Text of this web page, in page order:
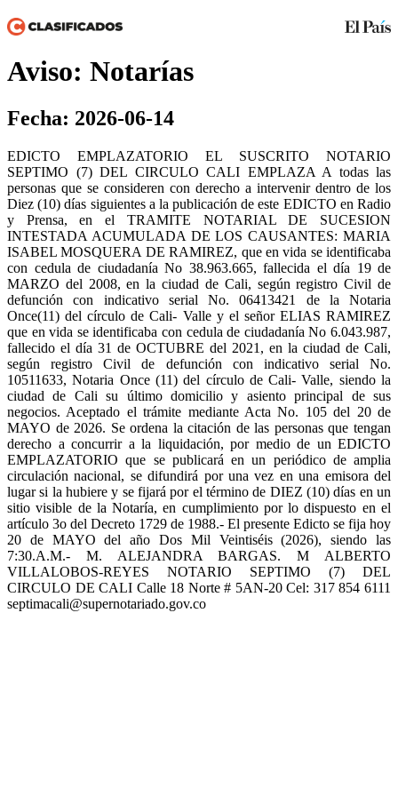
Aviso: Notarías
Fecha: 2026-06-14
EDICTO EMPLAZATORIO EL SUSCRITO NOTARIO
SEPTIMO (7) DEL CIRCULO CALI EMPLAZA A todas las
personas que se consideren con derecho a intervenir dentro de los
Diez (10) días siguientes a la publicación de este EDICTO en Radio
y Prensa, en el TRAMITE NOTARIAL DE SUCESION
INTESTADA ACUMULADA DE LOS CAUSANTES: MARIA
ISABEL MOSQUERA DE RAMIREZ, que en vida se identificaba
con cedula de ciudadanía No 38.963.665, fallecida el día 19 de
MARZO del 2008, en la ciudad de Cali, según registro Civil de
defunción con indicativo serial No. 06413421 de la Notaria
Once(11) del círculo de Cali- Valle y el señor ELIAS RAMIREZ
que en vida se identificaba con cedula de ciudadanía No 6.043.987,
fallecido el día 31 de OCTUBRE del 2021, en la ciudad de Cali,
según registro Civil de defunción con indicativo serial No.
10511633, Notaria Once (11) del círculo de Cali- Valle, siendo la
ciudad de Cali su último domicilio y asiento principal de sus
negocios. Aceptado el trámite mediante Acta No. 105 del 20 de
MAYO de 2026. Se ordena la citación de las personas que tengan
derecho a concurrir a la liquidación, por medio de un EDICTO
EMPLAZATORIO que se publicará en un periódico de amplia
circulación nacional, se difundirá por una vez en una emisora del
lugar si la hubiere y se fijará por el término de DIEZ (10) días en un
sitio visible de la Notaría, en cumplimiento por lo dispuesto en el
artículo 3o del Decreto 1729 de 1988.- El presente Edicto se fija hoy
20 de MAYO del año Dos Mil Veintiséis (2026), siendo las
7:30.A.M.- M. ALEJANDRA BARGAS. M ALBERTO
VILLALOBOS-REYES NOTARIO SEPTIMO (7) DEL
CIRCULO DE CALI Calle 18 Norte # 5AN-20 Cel: 317 854 6111
septimacali@supernotariado.gov.co